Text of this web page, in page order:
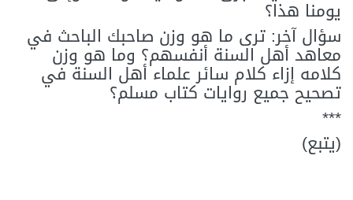
يومنا هذا؟
سؤال آخر: ترى ما هو وزن صاحبك الباحث في
معاهد أهل السنة أنفسهم؟ وما هو وزن
كلامه إزاء كلام سائر علماء أهل السنة في
تصحيح جميع روايات كتاب مسلم؟
***
(يتبع)